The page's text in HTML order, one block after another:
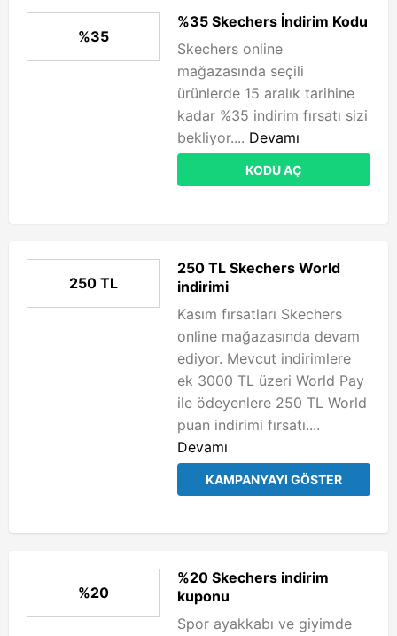
%35
%35 Skechers İndirim Kodu
Skechers online
mağazasında seçili
ürünlerde 15 aralık tarihine
kadar %35 indirim fırsatı sizi
bekliyor.... Devamı
KODU AÇ
250 TL
250 TL Skechers World
indirimi
Kasım fırsatları Skechers
online mağazasında devam
ediyor. Mevcut indirimlere
ek 3000 TL üzeri World Pay
ile ödeyenlere 250 TL World
puan indirimi fırsatı....
Devamı
KAMPANYAYI GÖSTER
%20
%20 Skechers indirim
kuponu
Spor ayakkabı ve giyimde